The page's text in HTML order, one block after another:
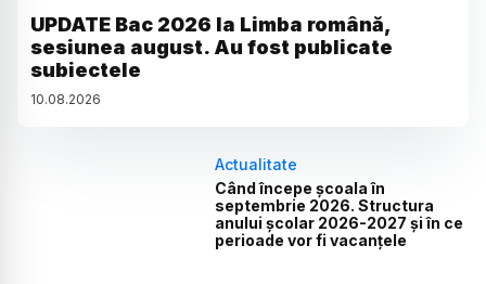
UPDATE Bac 2026 la Limba română,
sesiunea august. Au fost publicate
subiectele
10.08.2026
Actualitate
Când începe școala în
septembrie 2026. Structura
anului școlar 2026-2027 și în ce
perioade vor fi vacanțele